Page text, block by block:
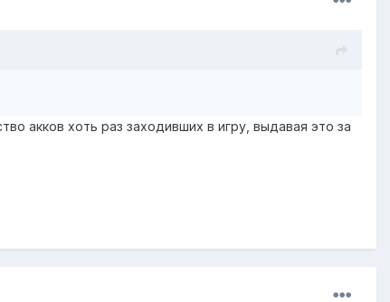
акков хоть раз заходивших в игру, выдавая это за